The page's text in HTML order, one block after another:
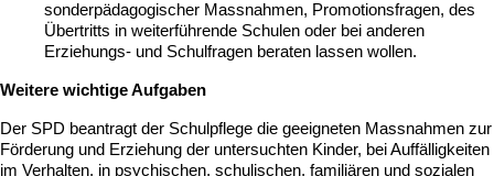
sonderpädagogischer Massnahmen, Promotionsfragen, des
Übertritts in weiterführende Schulen oder bei anderen
Erziehungs- und Schulfragen beraten lassen wollen.
Weitere wichtige Aufgaben
Der SPD beantragt der Schulpflege die geeigneten Massnahmen zur
Förderung und Erziehung der untersuchten Kinder, bei Auffälligkeiten
im Verhalten, in psychischen, schulischen, familiären und sozialen